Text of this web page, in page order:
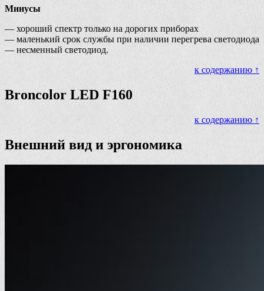
Минусы
— хороший спектр только на дорогих приборах
— маленький срок службы при наличии перегрева светодиода
— несменный светодиод.
к содержанию ↑
Broncolor LED F160
к содержанию ↑
Внешний вид и эргономика